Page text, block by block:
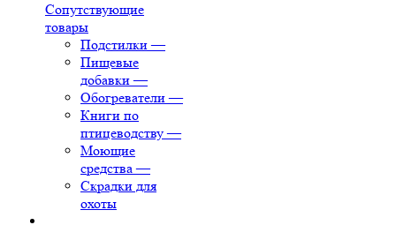
Сопутствующие
товары
Подстилки —
Пищевые
добавки —
Обогреватели —
Книги по
птицеводству —
Моющие
средства —
Скрадки для
охоты